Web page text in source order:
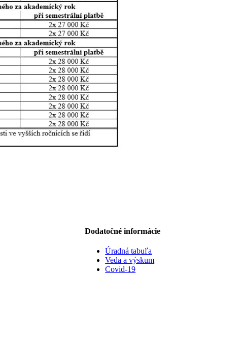
Dodatočné informácie
Úradná tabuľa
Veda a výskum
Covid-19